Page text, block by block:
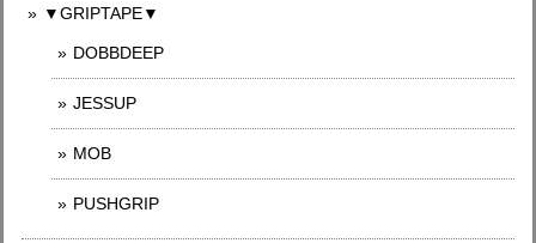
▼GRIPTAPE▼
DOBBDEEP
JESSUP
MOB
PUSHGRIP